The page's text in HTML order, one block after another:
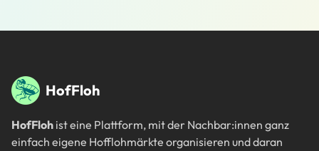
FußbereichHofFloh
HofFloh ist eine Plattform, mit der Nachbar:innen ganz
einfach eigene Hofflohmärkte organisieren und daran